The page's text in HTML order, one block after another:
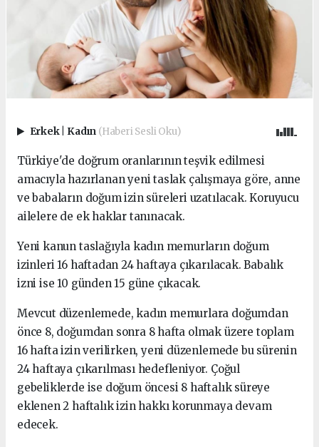
Erkek Kadın (Haberi Sesli Oku)
Türkiye'de doğrum oranlarının teşvik edilmesi
amacıyla hazırlanan yeni taslak çalışmaya göre, anne
ve babaların doğum izin süreleri uzatılacak. Koruyucu
ailelere de ek haklar tanınacak.
Yeni kanun taslağıyla kadın memurların doğum
izinleri 16 haftadan 24 haftaya çıkarılacak. Babalık
izni ise 10 günden 15 güne çıkacak.
Mevcut düzenlemede, kadın memurlara doğumdan
önce 8, doğumdan sonra 8 hafta olmak üzere toplam
16 hafta izin verilirken, yeni düzenlemede bu sürenin
24 haftaya çıkarılması hedefleniyor. Çoğul
gebeliklerde ise doğum öncesi 8 haftalık süreye
eklenen 2 haftalık izin hakkı korunmaya devam
edecek.